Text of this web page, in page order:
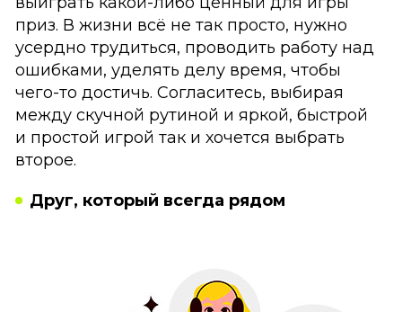
приз. В жизни всё не так просто, нужно
усердно трудиться, проводить работу над
ошибками, уделять делу время, чтобы
чего-то достичь. Согласитесь, выбирая
между скучной рутиной и яркой, быстрой
и простой игрой так и хочется выбрать
второе.
Друг, который всегда рядом